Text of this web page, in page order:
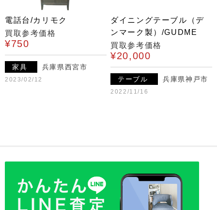
電話台/カリモク
買取参考価格
¥750
家具 兵庫県西宮市
2023/02/12
ダイニングテーブル（デ
ンマーク製）/GUDME
買取参考価格
¥20,000
テーブル 兵庫県神戸市
2022/11/16